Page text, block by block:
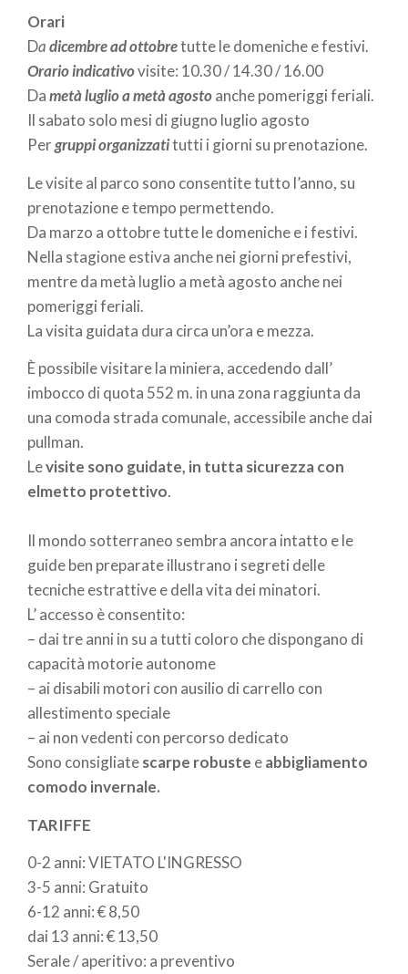
lo si ebbe nella prima metà del Novecento: il
materiale estratto era trasportato a valle con slitte
e teleferiche. Il sito minerario venne definitivamente
abbandonato nel 2012 e convertito poi in attrazione
turistica.
Nei primi tempi, il minerale veniva asportato
direttamente dagli affioramenti, poi vennero
scavate delle
gallerie
nel fianco della montagna a
livelli semprepiù profondi
, per accedere ai ricchi
filoni inferiori e rendere più redditivo il lavoro di
escavazione.
Oggi, lungo il percorso si trovano gallerie illuminate
che aprono un "mondo" straordinario ricco di storia,
Le miniere offronodiversi percorsi di visita:
Percorso interno:Miniera Nuovo Ribasso –Il
percorso sotterraneo è lungo circa
unadurata mediadi circa1h e 30 min.
Camminando lungo il primo tratto, si arriva al
lato
bianco mineralizzato
di Barite.
Durante il percorso si ha modo di
conosceremacchine e modalità di
escavazion e, le particolarità strutturali ed
estetiche della roccia della miniera.
Percorso esterno:Il percorso esterno è lungo
circa2,5 km con una durata di circa 2 ore.
Punto di partenza è sempre la miniera “Nuovo
Ribasso”: si possono visitare i resti della
“Vittoria”, arrivando così alle più
miniere(Speranza Superiore – Virginia
Superiore).
Ferro, rame, argento, piombo e altri minerali:
Orari
Dadicembre ad ottobretutte le domeniche e festivi.
Orario indicativovisite: 10.30 / 14.30 / 16.00
Dametà luglio a metà agostoanche pomeriggi feriali.
Il sabato solo mesi di giugno luglio agosto
Pergruppi organizzatitutti i giorni su prenotazione.
Le visite al parco sono consentite tutto l’anno, su
prenotazione e tempo permettendo.
Da marzo a ottobre tutte le domeniche e i festivi.
Nella stagione estiva anche nei giorni prefestivi,
mentre da metà luglio a metà agosto anche nei
pomeriggi feriali.
La visita guidata dura circa un’ora e mezza.
È possibile visitare la miniera, accedendo dall’
imbocco di quota 552 m. in una zona raggiunta da
una comoda strada comunale, accessibile anche dai
pullman.
Levisite sono guidate, in tutta sicurezza con
elmetto protettivo.
Il mondo sotterraneo sembra ancora intatto e le
guide ben preparate illustrano i segreti delle
tecniche estrattive e della vita dei minatori.
L’ accesso è consentito:
– dai tre anni in su a tutti coloro che dispongano di
capacità motorie autonome
– ai disabili motori con ausilio di carrello con
allestimento speciale
– ai non vedenti con percorso dedicato
Sono consigliatescarpe robuste eabbigliamento
comodo invernale.
TARIFFE
0-2 anni: VIETATO L'INGRESSO
3-5 anni: Gratuito
6-12 anni: € 8,50
dai 13 anni: € 13,50
Serale / aperitivo: a preventivo